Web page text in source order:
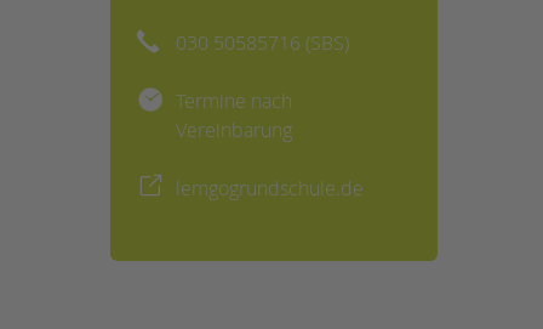
Hinweisgebersystem
Intranet
030 50585716 (SBS)
Termine nach
Vereinbarung
lemgogrundschule.de